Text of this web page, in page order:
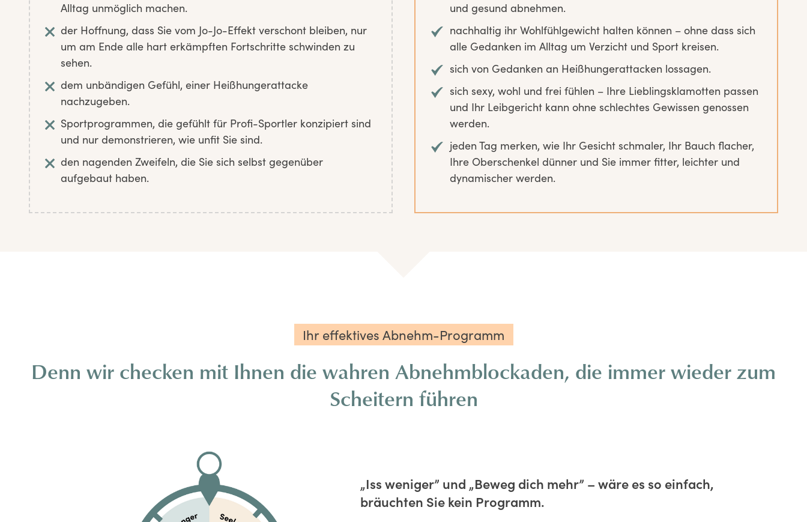
Alltag unmöglich machen.
der Hoffnung, dass Sie vom Jo-Jo-Effekt verschont bleiben, nur
um am Ende alle hart erkämpften Fortschritte schwinden zu
sehen.
dem unbändigen Gefühl, einer Heißhungerattacke
nachzugeben.
Sportprogrammen, die gefühlt für Profi-Sportler konzipiert sind
und nur demonstrieren, wie unfit Sie sind.
den nagenden Zweifeln, die Sie sich selbst gegenüber
aufgebaut haben.
und gesund abnehmen.
nachhaltig ihr Wohlfühlgewicht halten können – ohne dass sich
alle Gedanken im Alltag um Verzicht und Sport kreisen.
sich von Gedanken an Heißhungerattacken lossagen.
sich sexy, wohl und frei fühlen – Ihre Lieblingsklamotten passen
und Ihr Leibgericht kann ohne schlechtes Gewissen genossen
werden.
jeden Tag merken, wie Ihr Gesicht schmaler, Ihr Bauch flacher,
Ihre Oberschenkel dünner und Sie immer fitter, leichter und
dynamischer werden.
Ihr effektives Abnehm-Programm
Denn wir checken mit Ihnen die wahren Abnehmblockaden, die immer wieder zum
Scheitern führen
„Iss weniger” und „Beweg dich mehr” – wäre es so einfach,
bräuchten Sie kein Programm.